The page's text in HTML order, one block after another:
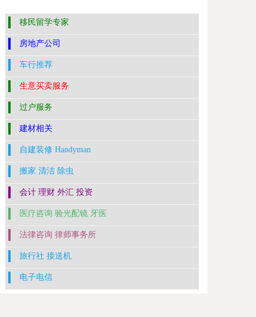
移民留学专家
房地产公司
车行推荐
生意买卖服务
过户服务
建材相关
自建装修 Handyman
搬家 清洁 除虫
会计 理财 外汇 投资
医疗咨询 验光配镜 牙医
法律咨询 律师事务所
旅行社 接送机
电子电信